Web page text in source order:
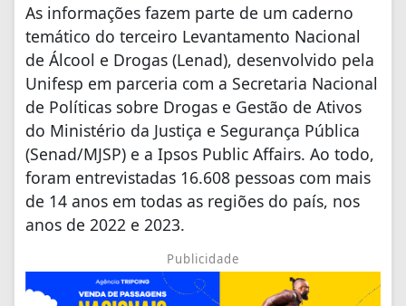
As informações fazem parte de um caderno
temático do terceiro Levantamento Nacional
de Álcool e Drogas (Lenad), desenvolvido pela
Unifesp em parceria com a Secretaria Nacional
de Políticas sobre Drogas e Gestão de Ativos
do Ministério da Justiça e Segurança Pública
(Senad/MJSP) e a Ipsos Public Affairs. Ao todo,
foram entrevistadas 16.608 pessoas com mais
de 14 anos em todas as regiões do país, nos
anos de 2022 e 2023.
Publicidade